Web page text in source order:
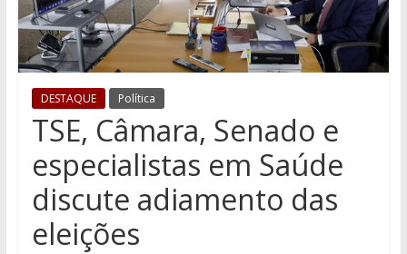
DESTAQUE Política
TSE, Câmara, Senado e
especialistas em Saúde
discute adiamento das
eleições